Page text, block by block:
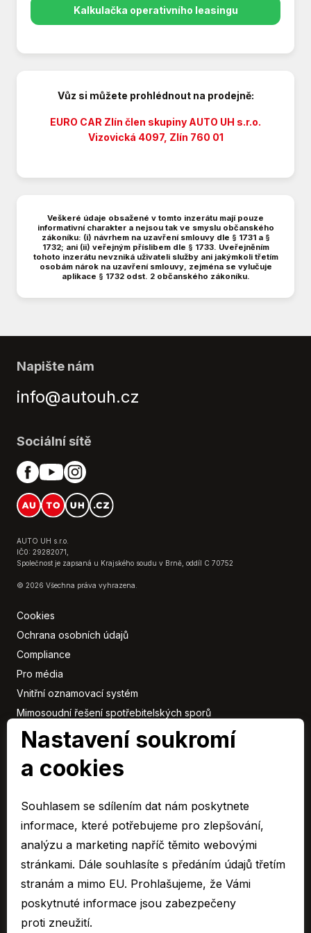
Digitální příjem rádia (DAB)
Digitální přístrojový štít
Dotykové ovládání palubního počítače
Dělená zadní sedadla
El. zrcátka
Isofix
LED denní svícení
Multifunkční volant
Nastavitelný volant
Palubní počítač
Pohon 4x2
Přední pohon
Senzor opotřebení brzdových destiček
Senzor světel
Startování tlačítkem
Tónovaná skla
Venkovní teploměr
Vyhřívané přední sklo
Vyhřívaný volant
Vyhřívání sedadel vpředu
Vyhřívání sedadel vzadu
Zadní stěrač
Kalkulačka operativního leasingu
Vůz si můžete prohlédnout na prodejně:
EURO CAR Zlín člen skupiny AUTO UH s.r.o.
Vizovická 4097, Zlín 760 01
Veškeré údaje obsažené v tomto inzerátu mají pouze
informativní charakter a nejsou tak ve smyslu občanského
zákoníku: (i) návrhem na uzavření smlouvy dle § 1731 a §
1732; ani (ii) veřejným příslibem dle § 1733. Uveřejněním
tohoto inzerátu nevzniká uživateli služby ani jakýmkoli třetím
osobám nárok na uzavření smlouvy, zejména se vylučuje
aplikace § 1732 odst. 2 občanského zákoníku.
AUTO UH s.r.o.
IČ0: 29282071,
Společnost je zapsaná u Krajského soudu v Brně, oddíl C 70752
© 2026 Všechna práva vyhrazena.
Cookies
Ochrana osobních údajů
Compliance
Pro média
Vnitřní oznamovací systém
Mimosoudní řešení spotřebitelských sporů
Sbírka listin
Napište nám
info@autouh.cz
Sociální sítě
Členové
ARAVER CZ člen skupiny AUTO UH s.r.o.
EURO CAR Zlín člen skupiny AUTO UH s.r.o.
C&K člen skupiny AUTO UH a.s.
AUTO JIHLAVA člen skupiny AUTO UH s.r.o.
Autospol člen skupiny AUTO UH s.r.o.
Autospol Chery
Více …
Nastavení soukromí
a cookies
Souhlasem se sdílením dat nám poskytnete
informace, které potřebujeme pro zlepšování,
analýzu a marketing napříč těmito webovými
stránkami. Dále souhlasíte s předáním údajů třetím
stranám a mimo EU. Prohlašujeme, že Vámi
poskytnuté informace jsou zabezpečeny
proti zneužití.